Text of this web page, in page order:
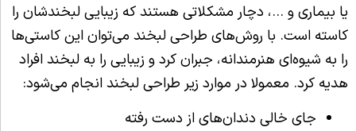
یا بیماری و …، دچار مشکلاتی هستند که زیبایی لبخندشان را
کاسته است. با روش‌های طراحی لبخند می‌توان این کاستی‌ها
را به شیوه‌ای هنرمندانه، جبران کرد و زیبایی را به لبخند افراد
هدیه کرد. معمولا در موارد زیر طراحی لبخند انجام می‌شود:
جای خالی دندان‌های از دست رفته